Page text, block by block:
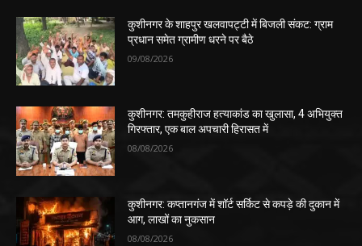
कुशीनगर के शाहपुर खलवापट्टी में बिजली संकट: ग्राम
प्रधान समेत ग्रामीण धरने पर बैठे
09/08/2026
कुशीनगर: तमकुहीराज हत्याकांड का खुलासा, 4 अभियुक्त
गिरफ्तार, एक बाल अपचारी हिरासत में
08/08/2026
कुशीनगर: कप्तानगंज में शॉर्ट सर्किट से कपड़े की दुकान में
आग, लाखों का नुकसान
08/08/2026